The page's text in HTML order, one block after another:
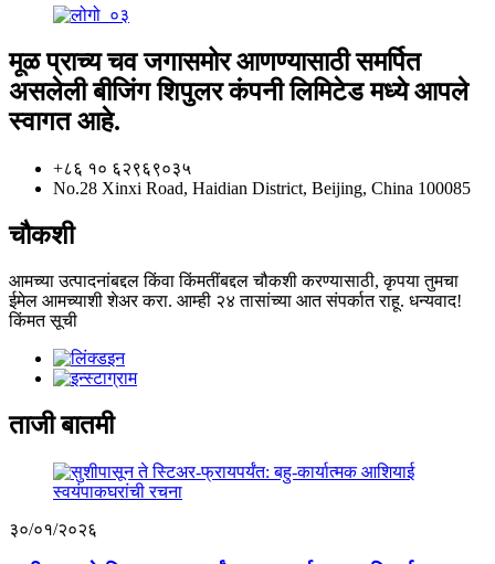
मूळ प्राच्य चव जगासमोर आणण्यासाठी समर्पित
असलेली बीजिंग शिपुलर कंपनी लिमिटेड मध्ये आपले
स्वागत आहे.
+८६ १० ६२९६९०३५
No.28 Xinxi Road, Haidian District, Beijing, China 100085
चौकशी
आमच्या उत्पादनांबद्दल किंवा किंमतींबद्दल चौकशी करण्यासाठी, कृपया तुमचा
ईमेल आमच्याशी शेअर करा. आम्ही २४ तासांच्या आत संपर्कात राहू. धन्यवाद!
किंमत सूची
ताजी बातमी
३०/०१/२०२६